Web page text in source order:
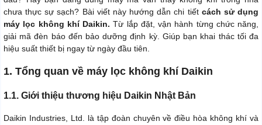
chưa thực sự sạch? Bài viết này hướng dẫn chi tiết cách sử dụng
máy lọc không khí Daikin. Từ lắp đặt, vận hành từng chức năng,
giải mã đèn báo đến bảo dưỡng định kỳ. Giúp bạn khai thác tối đa
hiệu suất thiết bị ngay từ ngày đầu tiên.
1. Tổng quan về máy lọc không khí Daikin
1.1. Giới thiệu thương hiệu Daikin Nhật Bản
Daikin Industries, Ltd. là tập đoàn chuyên về điều hòa không khí và